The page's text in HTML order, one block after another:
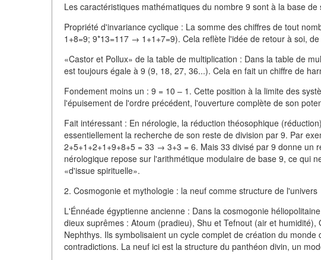
Les caractéristiques mathématiques du nombre 9 sont à la base de
Propriété d'invariance cyclique : La somme des chiffres de tout
1+8=9; 9*13=117 → 1+1+7=9). Cela reflète l'idée de retour à soi,
«Castor et Pollux» de la table de multiplication : Dans la table de
est toujours égale à 9 (9, 18, 27, 36...). Cela en fait un chiffre de
Fondement moins un : 9 = 10 – 1. Cette position à la limite des
l'épuisement de l'ordre précédent, l'ouverture complète de son
Fait intéressant : En nérologie, la réduction théosophique
essentiellement la recherche de son reste de division par 9. Par
2+5+1+2+1+9+8+5 = 33 → 3+3 = 6. Mais 33 divisé par 9 donne un
nérologique repose sur l'arithmétique modulaire de base 9, ce qui
«d'issue spirituelle».
2. Cosmogonie et mythologie : la neuf comme structure de l'univers
L'Énnéade égyptienne ancienne : Dans la cosmogonie
dieux suprêmes : Atoum (pradieu), Shu et Tefnout (air et
Nephthys. Ils symbolisaient un cycle complet de création du
contradictions. La neuf ici est la structure du panthéon divin, un